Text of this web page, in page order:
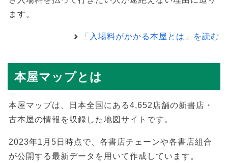
ます。
「入場料がかかる本屋とは」を読む
本屋マップとは
本屋マップは、日本全国にある4,652店舗の新書店・
古本屋の情報を収録した地図サイトです。
2023年1月5日時点で、各書店チェーンや各書店組合
が公開する最新データを用いて作成しています。